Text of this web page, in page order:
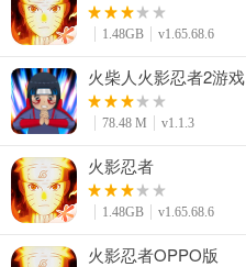
1.48GB v1.65.68.6
火柴人火影忍者2游戏
78.48 M v1.1.3
火影忍者
1.48GB v1.65.68.6
火影忍者OPPO版